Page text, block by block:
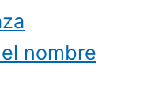
por J
empiezan por K
por L
Gallegos
Madrileños
Ingleses
Italianos
Japoneses
nombre